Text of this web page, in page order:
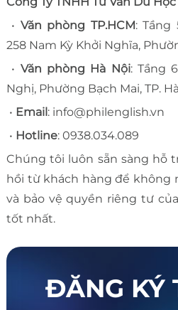
• Văn phòng TP.HCM: Tầng
258 Nam Kỳ Khởi Nghĩa,
• Văn phòng Hà Nội: Tầng
Nghị, Phường Bạch Mai, TP.
• Email : info@philenglish.vn
• Hotline: 0938.034.089
Chúng tôi luôn sẵn sàng hỗ
hồi từ khách hàng để không
và bảo vệ quyền riêng tư
tốt nhất.
ĐĂNG KÝ